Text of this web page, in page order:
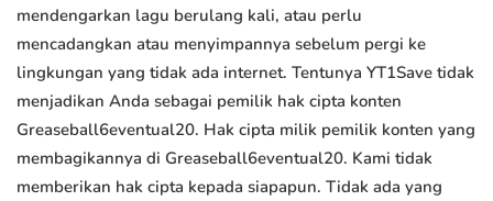
mendengarkan lagu berulang kali, atau perlu
mencadangkan atau menyimpannya sebelum pergi ke
lingkungan yang tidak ada internet. Tentunya YT1Save tidak
menjadikan Anda sebagai pemilik hak cipta konten
Greaseball6eventual20. Hak cipta milik pemilik konten yang
membagikannya di Greaseball6eventual20. Kami tidak
memberikan hak cipta kepada siapapun. Tidak ada yang